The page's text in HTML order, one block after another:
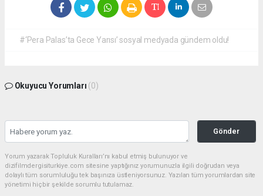
#‘Pera Palas’ta Gece Yarısı’ sosyal medyada gündem oldu!
Okuyucu Yorumları (0)
Gönder
Yorum yazarak Topluluk Kuralları’nı kabul etmiş bulunuyor ve
dizifilmdergisiturkiye.com sitesine yaptığınız yorumunuzla ilgili doğrudan veya
dolaylı tüm sorumluluğu tek başınıza üstleniyorsunuz. Yazılan tüm yorumlardan site
yönetimi hiçbir şekilde sorumlu tutulamaz.